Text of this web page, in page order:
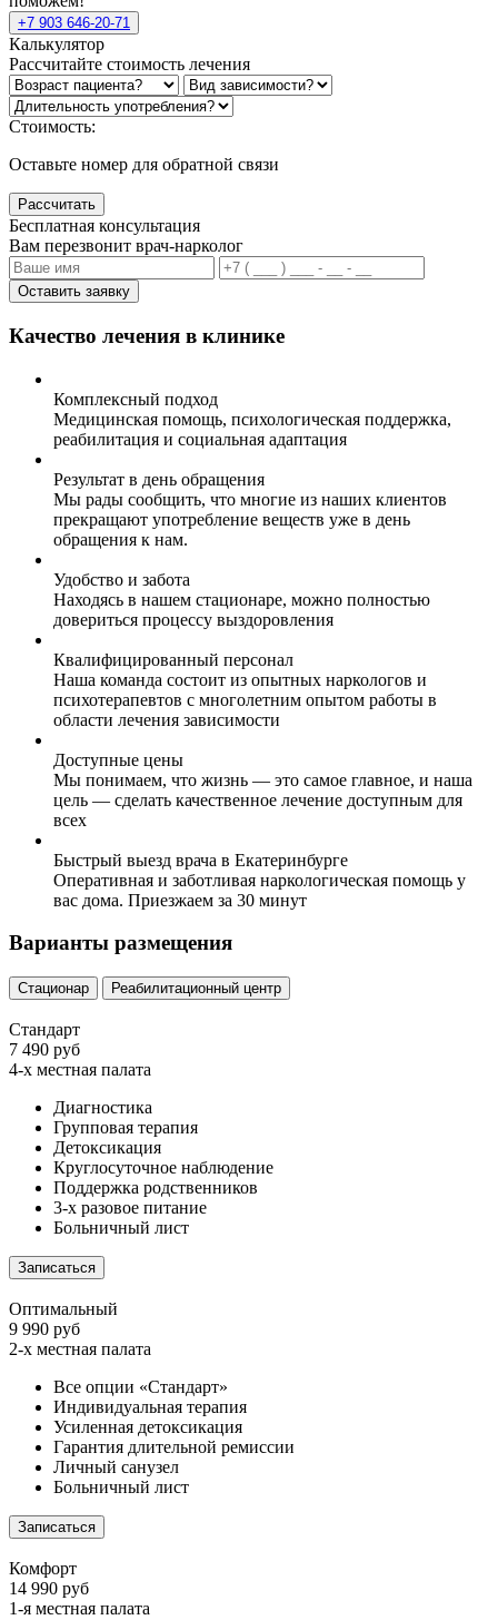
+7 903 646-20-71
Калькулятор
Рассчитайте стоимость лечения
Стоимость:
Оставьте номер для обратной связи
Рассчитать
Бесплатная консультация
Вам перезвонит врач-нарколог
Оставить заявку
Качество лечения в клинике
Комплексный подход
Медицинская помощь, психологическая поддержка,
реабилитация и социальная адаптация
Результат в день обращения
Мы рады сообщить, что многие из наших клиентов
прекращают употребление веществ уже в день
обращения к нам.
Удобство и забота
Находясь в нашем стационаре, можно полностью
довериться процессу выздоровления
Квалифицированный персонал
Наша команда состоит из опытных наркологов и
психотерапевтов с многолетним опытом работы в
области лечения зависимости
Доступные цены
Мы понимаем, что жизнь — это самое главное, и наша
цель — сделать качественное лечение доступным для
всех
Быстрый выезд врача в Екатеринбурге
Оперативная и заботливая наркологическая помощь у
вас дома. Приезжаем за 30 минут
Варианты размещения
Стационар Реабилитационный центр
Стандарт
7 490 руб
4-х местная палата
Диагностика
Групповая терапия
Детоксикация
Круглосуточное наблюдение
Поддержка родственников
3-х разовое питание
Больничный лист
Записаться
Оптимальный
9 990 руб
2-х местная палата
Все опции «Стандарт»
Индивидуальная терапия
Усиленная детоксикация
Гарантия длительной ремиссии
Личный санузел
Больничный лист
Записаться
Комфорт
14 990 руб
1-я местная палата